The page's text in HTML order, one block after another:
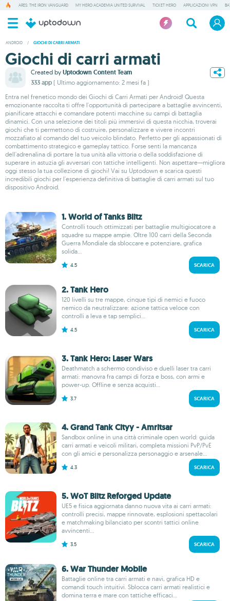
ARES: THE IRON VANGUARD MY HERO ACADEMIA UNITED SURVIVAL TICKET HERO APPLICAZIONI VPN
ANDROID / GIOCHI DI CARRI ARMATI
Giochi di carri armati
Created by Uptodown Content Team
333 app ( Ultimo aggiornamento: 2 mesi fa )
Entra nel frenetico mondo dei Giochi di Carri Armati per Android! Questa
emozionante raccolta ti offre l'opportunità di partecipare a battaglie avvincenti,
pianificare attacchi e comandare potenti macchine su campi di battaglia
dinamici. Con una selezione dei titoli più immersivi di questa nicchia, troverai
giochi che ti permettono di costruire, personalizzare e vivere incontri
mozzafiato al comando del tuo veicolo blindato. Perfetto per gli appassionati di
combattimento strategico e gameplay tattico. Forse senti la mancanza
dell'adrenalina di portare la tua unità alla vittoria o della soddisfazione di
superare in astuzia gli avversari con tattiche intelligenti. Non aspettare—migliora
oggi stesso la tua collezione di giochi! Vai su Uptodown e scarica questi
incredibili giochi per l'esperienza definitiva di battaglie di carri armati sul tuo
dispositivo Android.
1. World of Tanks Blitz
Controlli touch ottimizzati per battaglie multigiocatore a
squadre su mappe ampie. Oltre 100 carri della Seconda
Guerra Mondiale da sbloccare e potenziare, grafica
solida...
4.5 SCARICA
2. Tank Hero
120 livelli su tre mappe, cinque tipi di nemici e fuoco
nemico da neutralizzare: azione tattica veloce con
controlli a leva e tap semplici...
4.5 SCARICA
3. Tank Hero: Laser Wars
Deathmatch a schermo condiviso e duelli laser tra carri
armati: manovra fra campi di forza e boss, con armi e
power-up. Offline e senza acquisti...
3.7 SCARICA
4. Grand Tank Cityy - Amritsar
Sandbox online in una città criminale open world: guida
carri armati e veicoli militari, completa missioni PvP/PvE
con gli amici e personalizza personaggio e arsenale...
4.3 SCARICA
5. WoT Blitz Reforged Update
UE5 e fisica aggiornata danno nuova vita ai carri armati:
controlli precisi, mappe rinnovate, esplosioni spettacolari
e matchmaking bilanciato per scontri tattici online
avvincenti...
3.5 SCARICA
6. War Thunder Mobile
Battaglie online tra carri armati e navi, grafica HD e
comandi touch intuitivi. Sblocca carri armati realistici e
domina terra e mare con tattiche efficaci...